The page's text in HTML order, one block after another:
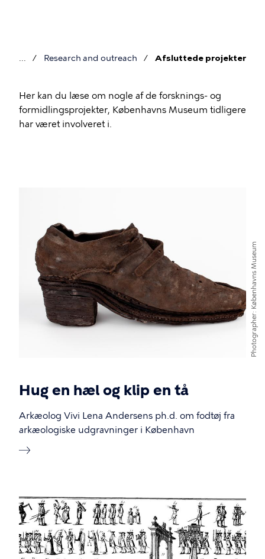
Research and outreach Afsluttede projekter
Her kan du læse om nogle af de forsknings- og
formidlingsprojekter, Københavns Museum tidligere
har været involveret i.
Photographer
Københavns Museum
Hug en hæl og klip en tå
Arkæolog Vivi Lena Andersens ph.d. om fodtøj fra
arkæologiske udgravninger i København